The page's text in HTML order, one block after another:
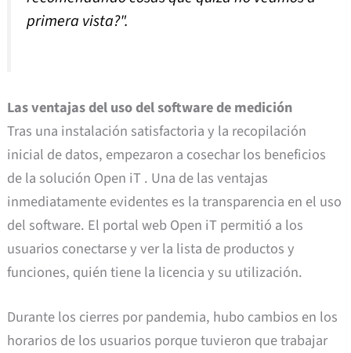
primera vista?".
Las ventajas del uso del software de medición
Tras una instalación satisfactoria y la recopilación
inicial de datos, empezaron a cosechar los beneficios
de la solución Open iT . Una de las ventajas
inmediatamente evidentes es la transparencia en el uso
del software. El portal web Open iT permitió a los
usuarios conectarse y ver la lista de productos y
funciones, quién tiene la licencia y su utilización.
Durante los cierres por pandemia, hubo cambios en los
horarios de los usuarios porque tuvieron que trabajar